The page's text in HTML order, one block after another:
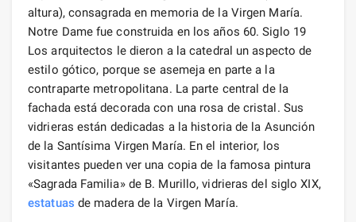
altura), consagrada en memoria de la Virgen María.
Notre Dame fue construida en los años 60. Siglo 19
Los arquitectos le dieron a la catedral un aspecto de
estilo gótico, porque se asemeja en parte a la
contraparte metropolitana. La parte central de la
fachada está decorada con una rosa de cristal. Sus
vidrieras están dedicadas a la historia de la Asunción
de la Santísima Virgen María. En el interior, los
visitantes pueden ver una copia de la famosa pintura
«Sagrada Familia» de B. Murillo, vidrieras del siglo XIX,
estatuas de madera de la Virgen María.